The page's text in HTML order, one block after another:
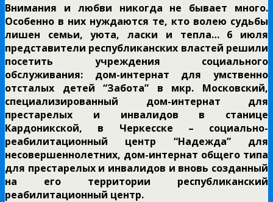
Внимания и любви никогда не бывает много.
Особенно в них нуждаются те, кто волею судьбы
лишен семьи, уюта, ласки и тепла… 6 июля
представители республиканских властей решили
посетить учреждения социального
обслуживания: дом-интернат для умственно
отсталых детей “Забота” в мкр. Московский,
специализированный дом-интернат для
престарелых и инвалидов в станице
Кардоникской, в Черкесске – социально-
реабилитационный центр “Надежда” для
несовершеннолетних, дом-интернат общего типа
для престарелых и инвалидов и вновь созданный
на его территории республиканский
реабилитационный центр.